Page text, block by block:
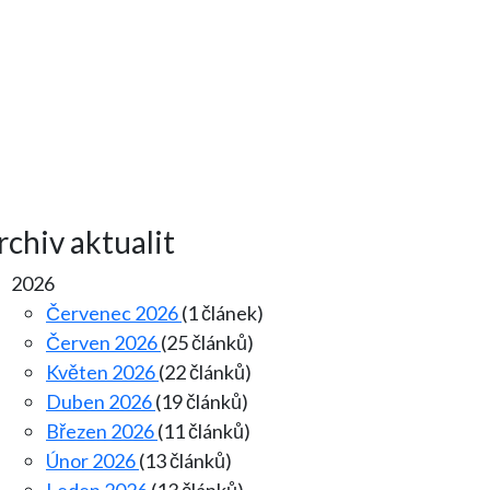
aktualit
2026
Červenec 2026(1 článek)
Červen 2026(25 článků)
Květen 2026(22 článků)
Duben 2026(19 článků)
Březen 2026(11 článků)
Únor 2026(13 článků)